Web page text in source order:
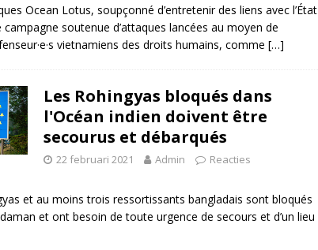
Ocean Lotus, soupçonné d’entretenir des liens avec l’État
campagne soutenue d’attaques lancées au moyen de
vietnamiens des droits humains, comme […]
Les Rohingyas bloqués dans
l'Océan indien doivent être
secourus et débarqués
22 februari 2021 Admin
Reacties
et au moins trois ressortissants bangladais sont bloqués
et ont besoin de toute urgence de secours et d’un lieu